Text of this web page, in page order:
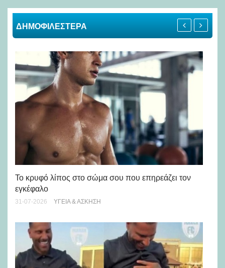
ΔΗΜΟΦΙΛΕΣΤΕΡΑ
Το κρυφό λίπος στο σώμα σου που επηρεάζει τον
εγκέφαλο
31-07-2026 ΥΓΕΊΑ & ΆΣΚΗΣΗ